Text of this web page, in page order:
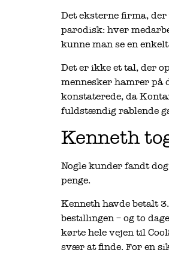
Det eksterne firma,
parodisk: hver
kunne man se en
Det er ikke et tal, der
mennesker hamrer på
konstaterede, da
fuldstændig rablende
Kenneth
Nogle kunder fandt
penge.
Kenneth havde betalt
bestillingen – og to
kørte hele vejen til
svær at finde. For en